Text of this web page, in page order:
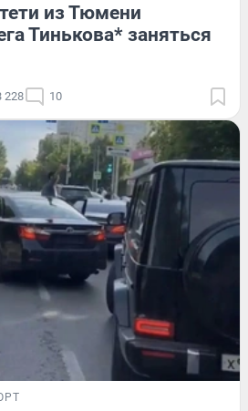
из Тюмени
Тинькова* заняться
228 10